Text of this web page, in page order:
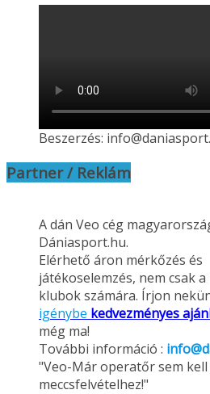
Beszerzés:
Partner / Reklám
A dán Veo cég
Dániasport.hu.
Elérhető áron mérkőzés és
játékoselemzés, nem csak
klubok számára. Írjon
igénybe kedvezményes
még ma!
További információ :
"Veo-Már operatőr sem kell
meccsfelvételhez!"